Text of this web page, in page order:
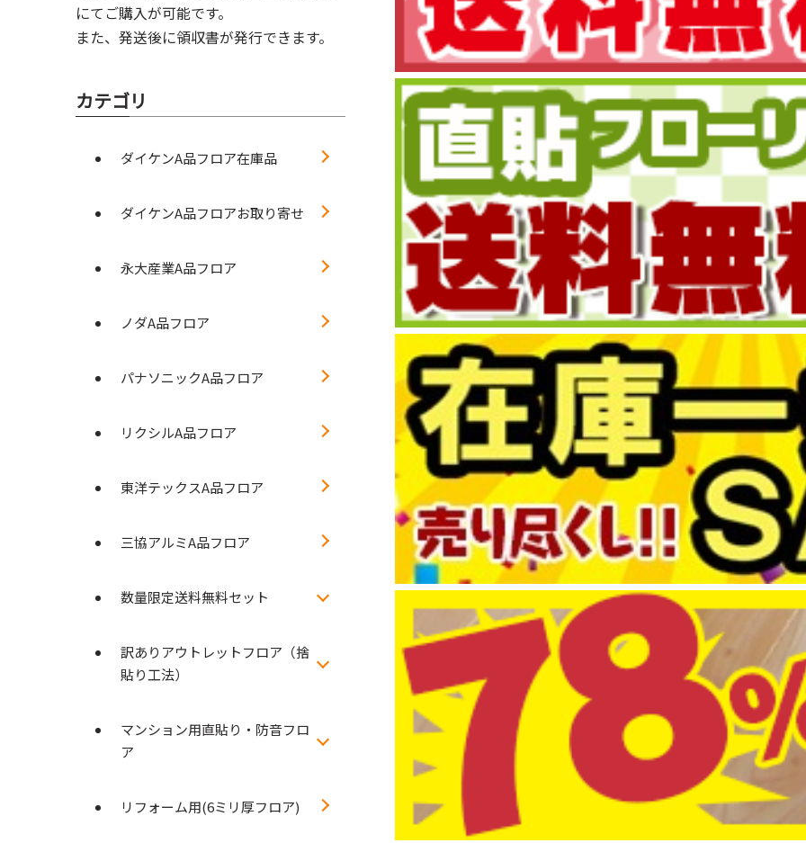
にてご購入が可能です。
また、発送後に領収書が発行できます。
カテゴリ
ダイケンA品フロア在庫品
ダイケンA品フロアお取り寄せ
永大産業A品フロア
ノダA品フロア
パナソニックA品フロア
リクシルA品フロア
東洋テックスA品フロア
三協アルミA品フロア
数量限定送料無料セット
訳ありアウトレットフロア（捨
貼り工法）
マンション用直貼り・防音フロ
ア
リフォーム用(6ミリ厚フロア)